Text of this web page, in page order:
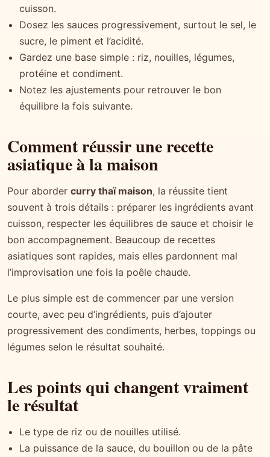
cuisson.
Dosez les sauces progressivement, surtout le sel, le
sucre, le piment et l’acidité.
Gardez une base simple : riz, nouilles, légumes,
protéine et condiment.
Notez les ajustements pour retrouver le bon
équilibre la fois suivante.
Comment réussir une recette
asiatique à la maison
Pour aborder curry thaï maison, la réussite tient
souvent à trois détails : préparer les ingrédients avant
cuisson, respecter les équilibres de sauce et choisir le
bon accompagnement. Beaucoup de recettes
asiatiques sont rapides, mais elles pardonnent mal
l’improvisation une fois la poêle chaude.
Le plus simple est de commencer par une version
courte, avec peu d’ingrédients, puis d’ajouter
progressivement des condiments, herbes, toppings ou
légumes selon le résultat souhaité.
Les points qui changent vraiment
le résultat
Le type de riz ou de nouilles utilisé.
La puissance de la sauce, du bouillon ou de la pâte